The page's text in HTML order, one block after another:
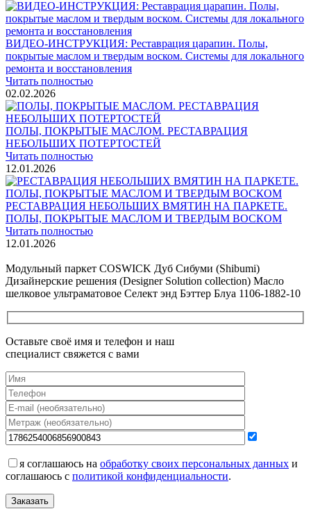
ВИДЕО-ИНСТРУКЦИЯ: Реставрация царапин. Полы,
покрытые маслом и твердым воском. Системы для локального
ремонта и восстановления
Читать полностью
02.02.2026
ПОЛЫ, ПОКРЫТЫЕ МАСЛОМ. РЕСТАВРАЦИЯ
НЕБОЛЬШИХ ПОТЕРТОСТЕЙ
Читать полностью
12.01.2026
РЕСТАВРАЦИЯ НЕБОЛЬШИХ ВМЯТИН НА ПАРКЕТЕ.
ПОЛЫ, ПОКРЫТЫЕ МАСЛОМ И ТВЕРДЫМ ВОСКОМ
Читать полностью
12.01.2026
Модульный паркет COSWICK Дуб Сибуми (Shibumi)
Дизайнерские решения (Designer Solution collection) Масло
шелковое ультраматовое Селект энд Бэттер Блуа 1106-1882-10
Оставьте своё имя и телефон и наш
специалист свяжется с вами
я соглашаюсь на обработку своих персональных данных и
соглашаюсь с политикой конфиденциальности.
Заказать